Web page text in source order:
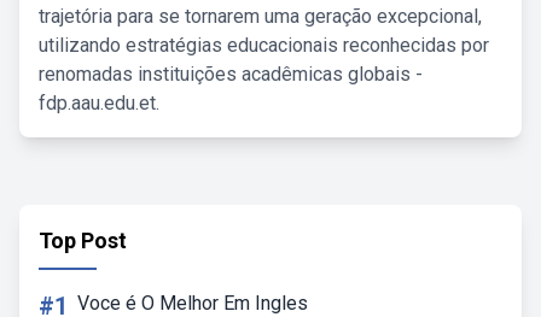
trajetória para se tornarem uma geração excepcional,
utilizando estratégias educacionais reconhecidas por
renomadas instituições acadêmicas globais -
fdp.aau.edu.et.
Top Post
#1 Voce é O Melhor Em Ingles